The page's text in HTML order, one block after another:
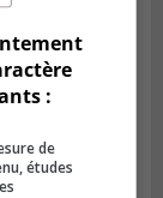
:
de
études